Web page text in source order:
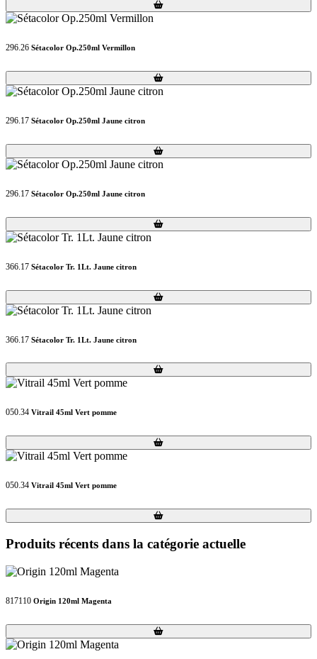
Loading...
Loading...
296.26 Sétacolor Op.250ml Vermillon
Loading...
Loading...
296.17 Sétacolor Op.250ml Jaune citron
Loading...
Loading...
296.17 Sétacolor Op.250ml Jaune citron
Loading...
Loading...
366.17 Sétacolor Tr. 1Lt. Jaune citron
Loading...
Loading...
366.17 Sétacolor Tr. 1Lt. Jaune citron
Loading...
Loading...
050.34 Vitrail 45ml Vert pomme
Loading...
Loading...
050.34 Vitrail 45ml Vert pomme
Loading...
Loading...
Produits récents dans la catégorie actuelle
817110 Origin 120ml Magenta
Loading...
Loading...